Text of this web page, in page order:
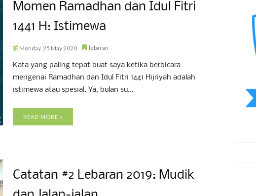
Momen Ramadhan dan Idul Fitri
1441 H: Istimewa
Monday, 25 May 2020 lebaran
Kata yang paling tepat buat saya ketika berbicara
mengenai Ramadhan dan Idul Fitri 1441 Hijriyah adalah
istimewa atau spesial. Ya, bulan su...
READ MORE »
Catatan #2 Lebaran 2019: Mudik